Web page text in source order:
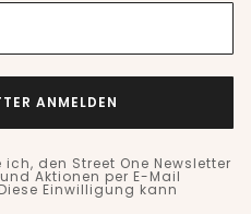
ANMELDEN
den Street One Newsletter
Aktionen per E-Mail
Einwilligung kann